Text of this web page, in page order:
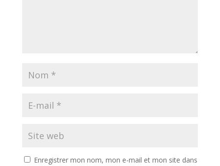
Enregistrer mon nom, mon e-mail et mon site dans